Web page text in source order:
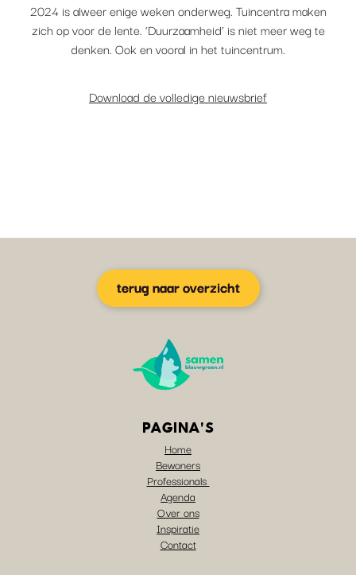
2024 is alweer enige weken onderweg. Tuincentra maken
zich op voor de lente. ‘Duurzaamheid’ is niet meer weg te
denken. Ook en vooral in het tuincentrum.
Download de volledige nieuwsbrief
terug naar overzicht
PAGINA'S
Home
Bewoners
Professionals
Agenda
Over ons
Inspiratie
Contact